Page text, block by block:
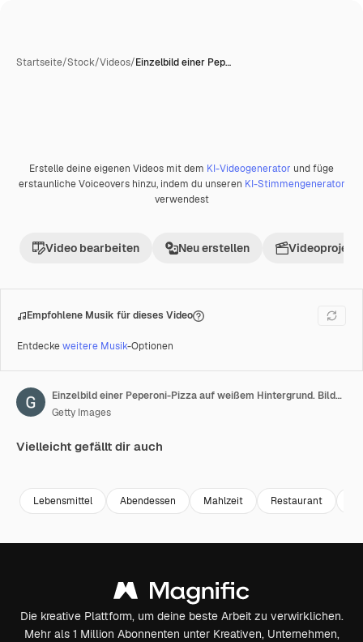
Startseite/Stock/Videos/Einzelbild einer Pep…
Premium
Erstelle deine eigenen Videos mit dem KI-Videogenerator und füge
erstaunliche Voiceovers hinzu, indem du unseren KI-Stimmengenerator
verwendest
Video bearbeiten Neu erstellen Videoprojekt
Empfohlene Musik für dieses Video
Entdeckeweitere Musik-Optionen
Einzelbild einer Peperoni-Pizza auf weißem Hintergrund. Bildmaterial. Dieses Bild ist perfekt, um Ihre Restaurantmenüs zu gestalten. Besuchen Sie meine Seite. Sie werden ein Bild für jede in Ihrem Café oder Restaurant verkaufte Pizza finden.
Getty Images
Vielleicht gefällt dir auch
Lebensmittel Abendessen Mahlzeit Restaurant
Die kreative Plattform, um deine beste Arbeit zu verwirklichen.
Mehr als 1 Million Abonnenten unter Kreativen, Unternehmen,